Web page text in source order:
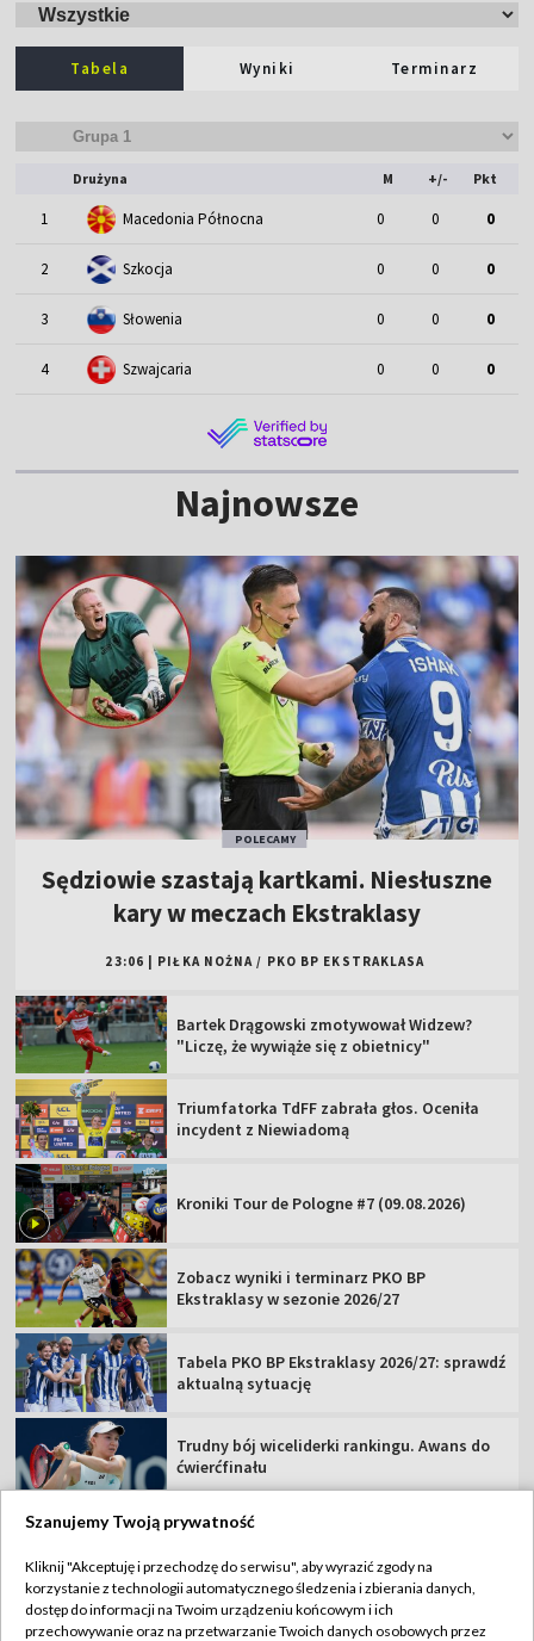
Tabela Wyniki Terminarz
Drużyna M +/- Pkt
1 Macedonia Północna 0 0 0
2 Szkocja 0 0 0
3 Słowenia 0 0 0
4 Szwajcaria 0 0 0
Najnowsze
POLECAMY
Sędziowie szastają kartkami. Niesłuszne
kary w meczach Ekstraklasy
23:06 | PIŁKA NOŻNA / PKO BP EKSTRAKLASA
Bartek Drągowski zmotywował Widzew?
"Liczę, że wywiąże się z obietnicy"
Triumfatorka TdFF zabrała głos. Oceniła
incydent z Niewiadomą
Kroniki Tour de Pologne #7 (09.08.2026)
Zobacz wyniki i terminarz PKO BP
Ekstraklasy w sezonie 2026/27
Tabela PKO BP Ekstraklasy 2026/27: sprawdź
aktualną sytuację
Trudny bój wiceliderki rankingu. Awans do
ćwierćfinału
TVP
Abonament TVP
Regulamin TVP
Szanujemy Twoją prywatność
Kliknij "Akceptuję i przechodzę do serwisu", aby wyrazić zgody na
korzystanie z technologii automatycznego śledzenia i zbierania danych,
dostęp do informacji na Twoim urządzeniu końcowym i ich
przechowywanie oraz na przetwarzanie Twoich danych osobowych przez